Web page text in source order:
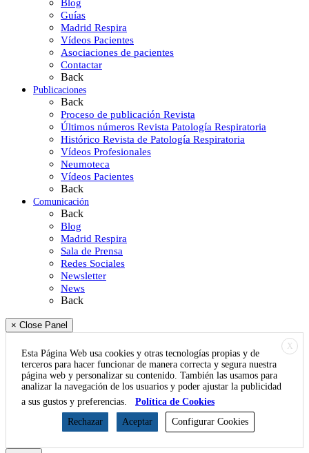
Blog
Guías
Madrid Respira
Vídeos Pacientes
Asociaciones de pacientes
Contactar
Back
Publicaciones
Back
Proceso de publicación Revista
Últimos números Revista Patología Respiratoria
Histórico Revista de Patología Respiratoria
Vídeos Profesionales
Neumoteca
Vídeos Pacientes
Back
Comunicación
Back
Blog
Madrid Respira
Sala de Prensa
Redes Sociales
Newsletter
News
Back
× Close Panel
X
Esta Página Web usa cookies y otras tecnologías propias y de
terceros para hacer funcionar de manera correcta y segura nuestra
página web y personalizar su contenido. También las usamos para
analizar la navegación de los usuarios y poder ajustar la publicidad
a sus gustos y preferencias.
Política de Cookies
Rechazar
Aceptar Configurar Cookies